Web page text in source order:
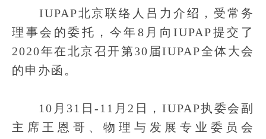
IUPAP北京联络人吕力介绍，受常务
理事会的委托，今年8月向IUPAP提交了
2020年在北京召开第30届IUPAP全体大会
的申办函。
10月31日-11月2日，IUPAP执委会副
主席王恩哥、物理与发展专业委员会